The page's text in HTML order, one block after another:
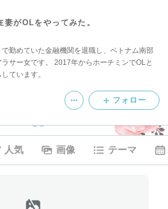
妻がOLをやってみた。
勤めていた金融機関を退職し、ベトナム南部
サー女です。 2017年からホーチミンでOLと
ています。
フォロー
人気 画像 テーマ